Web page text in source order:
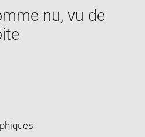
nu, vu de